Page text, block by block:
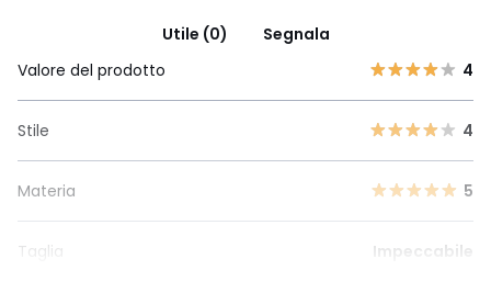
Utile (0)
Segnala
Valore del prodotto
4
Stile 4
Materia 5
Taglia Impeccabile